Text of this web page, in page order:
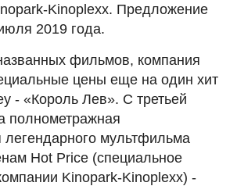
Kinoplexx. Предложение
2019 года.
фильмов, компания
цены еще на один хит
- «Король Лев». С третьей
полнометражная
легендарного мультфильма
Hot Price (специальное
Kinopark-Kinoplexx) -